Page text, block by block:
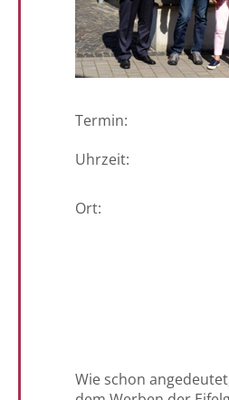
Termin:
Uhrzeit:
Ort:
Wie schon